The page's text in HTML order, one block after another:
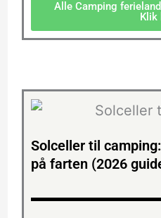
Alle Camping
Klik
Solceller til
på farten (2026